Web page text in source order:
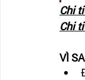
Chi
Chi
VÌ